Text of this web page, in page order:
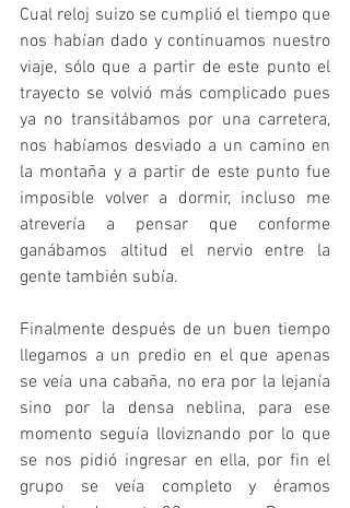
Cual reloj suizo se cumplió el tiempo que
nos habían dado y continuamos nuestro
viaje, sólo que a partir de este punto el
trayecto se volvió más complicado pues
ya no transitábamos por una carretera,
nos habíamos desviado a un camino en
la montaña y a partir de este punto fue
imposible volver a dormir, incluso me
atrevería a pensar que conforme
ganábamos altitud el nervio entre la
gente también subía.
Finalmente después de un buen tiempo
llegamos a un predio en el que apenas
se veía una cabaña, no era por la lejanía
sino por la densa neblina, para ese
momento seguía lloviznando por lo que
se nos pidió ingresar en ella, por fin el
grupo se veía completo y éramos